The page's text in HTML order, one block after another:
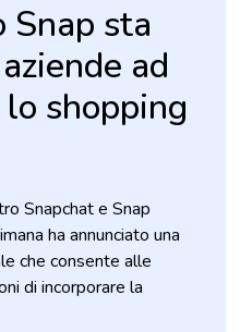
Snap sta
ad
shopping
Snapchat e Snap
ha annunciato una
che consente alle
di incorporare la